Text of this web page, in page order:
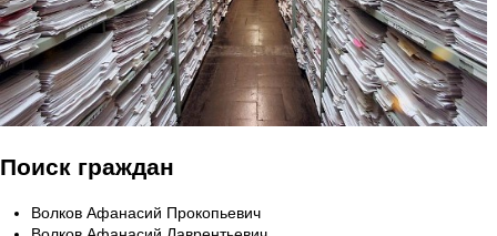
Поиск граждан
Волков Афанасий Прокопьевич